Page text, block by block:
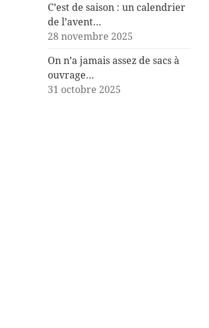
C’est de saison : un calendrier
de l’avent…
28 novembre 2025
On n’a jamais assez de sacs à
ouvrage…
31 octobre 2025